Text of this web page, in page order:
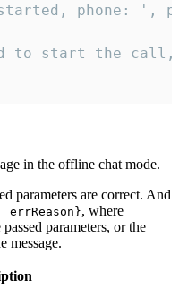
phone: ',
to start the
in the offline chat mode.
parameters are correct. And
, where
parameters, or the
message.